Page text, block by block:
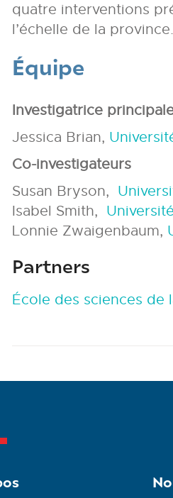
quatre interventions
l’échelle de la province.
Équipe
Investigatrice
Jessica Brian,
Co-investigateurs
Susan Bryson,
Isabel Smith,
Lonnie Zwaigenbaum,
Partners
École des sciences de